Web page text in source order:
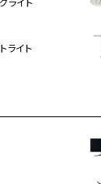
ライト